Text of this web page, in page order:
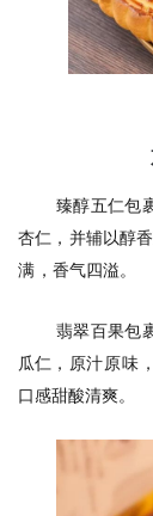
臻醇五仁包
杏仁，并辅以醇
满，香气四溢。
翡翠百果包
瓜仁， 原汁原味
口感甜酸清爽。